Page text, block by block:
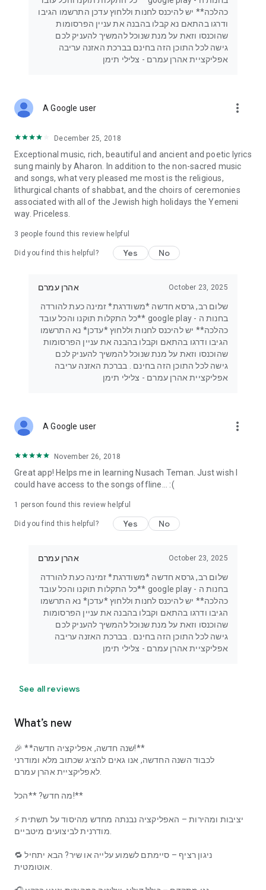
כהלכה** יש להיכנס לחנות וללחוץ עדכן התרשמו הגיבו
ודרגו בהתאם נא קבלו בהבנה את עניין הפרסומות
שהוכנסו וזאת על מנת שנוכל להמשיך להעניק לכם
גישה לכל התוכן הזה בחינם בברכת האזנה עריבה
אפליקציית אהרן עמרם - צלילי תימן
A Google user more_vert
December 25, 2018
Exceptional music, rich, beautiful and ancient and poetic lyrics
sung mainly by Aharon. In addition to the non-sacred music
and songs, what very pleased me most is the religious,
lithurgical chants of shabbat, and the choirs of ceremonies
associated with all of the Jewish high holidays the Yemeni
way. Priceless.
3 people found this review helpful
Did you find this helpful? Yes No
אהרן עמרם October 23, 2025
שלום רב, גרסא חדשה *משודרגת* זמינה כעת להורדה
בחנות ה - google play **כל התקלות תוקנו והכל עובד
כהלכה** יש להיכנס לחנות וללחוץ *עדכן* נא התרשמו
הגיבו ודרגו בהתאם וקבלו בהבנה את עניין הפרסומות
שהוכנסו וזאת על מנת שנוכל להמשיך להעניק לכם
גישה לכל התוכן הזה בחינם . בברכת האזנה עריבה
אפליקציית אהרן עמרם - צלילי תימן
A Google user more_vert
November 26, 2018
Great app! Helps me in learning Nusach Teman. Just wish I
could have access to the songs offline... :(
1 person found this review helpful
Did you find this helpful? Yes No
אהרן עמרם October 23, 2025
שלום רב, גרסא חדשה *משודרגת* זמינה כעת להורדה
בחנות ה - google play **כל התקלות תוקנו והכל עובד
כהלכה** יש להיכנס לחנות וללחוץ *עדכן* נא התרשמו
הגיבו ודרגו בהתאם וקבלו בהבנה את עניין הפרסומות
שהוכנסו וזאת על מנת שנוכל להמשיך להעניק לכם
גישה לכל התוכן הזה בחינם . בברכת האזנה עריבה
אפליקציית אהרן עמרם - צלילי תימן
See all reviews
What’s new
🎉 **שנה חדשה, אפליקציה חדשה!**
לכבוד השנה החדשה, אנו גאים להציג שכתוב מלא ומודרני
מה חדש? **הכל!**
⚡ יציבות ומהירות – האפליקציה נבנתה מחדש מהיסוד על תשתית
🔁 ניגון רציף – סיימתם לשמוע עלייה או שיר? הבא יתחיל